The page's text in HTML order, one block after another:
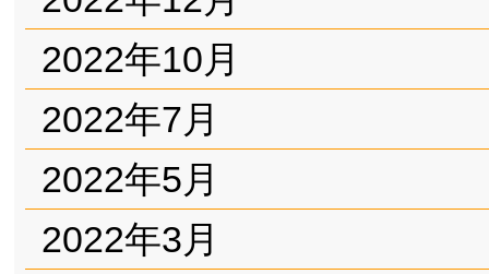
2022年10月
2022年7月
2022年5月
2022年3月